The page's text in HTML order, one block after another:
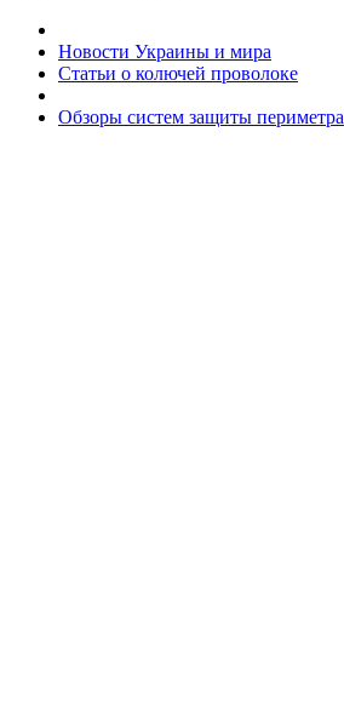
Новости Украины и мира
Статьи о колючей проволоке
Обзоры систем защиты периметра